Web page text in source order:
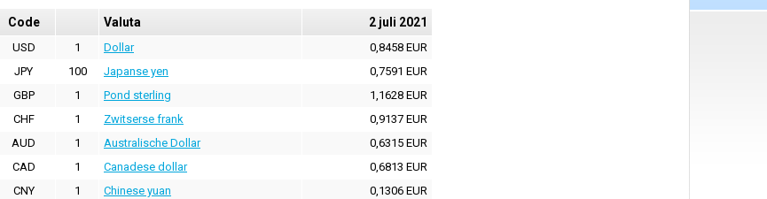
Code Valuta 2 juli 2021
USD 1 Dollar
0,8458 EUR
JPY
100 Japanse yen
0,7591 EUR
GBP
1 Pond sterling
1,1628 EUR
CHF
1 Zwitserse frank
0,9137 EUR
AUD
1 Australische Dollar
0,6315 EUR
CAD
1 Canadese dollar
0,6813 EUR
CNY
1 Chinese yuan
0,1306 EUR